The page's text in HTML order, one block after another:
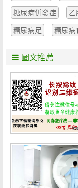
糖尿病併發症
糖尿病足
糖尿病
圖文推薦